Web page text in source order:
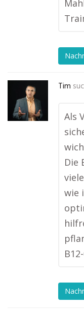
Tim
Als
Die
wie